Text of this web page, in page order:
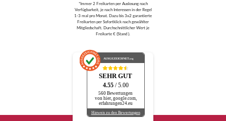
*Immer 2 Freikarten per Auslosung nach
Verfügbarkeit, je nach Interessen in der Regel
1-3 mal pro Monat. Dazu bis 3x2 garantierte
Freikarten per Sofortklick nach gewählter
Mitgliedschaft. Durchschnittlicher Wert je
Freikarte € (Stand ).
AUSGEZEICHNET.org
SEHR GUT
4.55 / 5.00
560 Bewertungen
von hier, google.com,
erfahrungen24.eu
Hinweis zu den Bewertungen